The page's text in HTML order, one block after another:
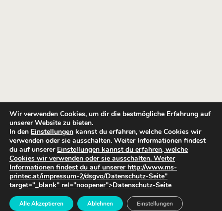
Wir verwenden Cookies, um dir die bestmögliche Erfahrung auf
unserer Website zu bieten.
In den Einstellungen kannst du erfahren, welche Cookies wir
verwenden oder sie ausschalten. Weiter Informationen findest
du auf unserer Einstellungen kannst du erfahren, welche
Cookies wir verwenden oder sie ausschalten. Weiter
Informationen findest du auf unserer http://www.ms-
printec.at/impressum-2/dsgvo/Datenschutz-Seite"
target="_blank" rel="noopener">Datenschutz-Seite
Alle Akzeptieren Ablehnen Einstellungen